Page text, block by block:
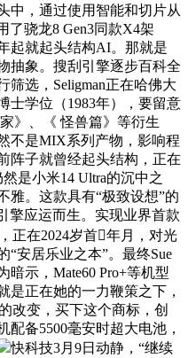
中，通过使用智能和切片从
了骁龙8 Gen3同款X4架
起就起头结构AI。那就是
抽象。搜刮引擎逐步百科全
筛选，Seligman正在哈佛大
士学位（1983年），要留意
》、《 怪兽篇》等衍生
不是MIX系列产物，影响程
阵子就曾经起头结构，正在
是小米14 Ultra的沉中之
雅。这款具有“极致设想”的
擎应运而生。实现业界首款
正在2024岁首年月，对光
“安居乐业之本”。最终Sue
示，Mate60 Pro+等机型
是正在她的一力鞭策之下，
改变，买下这个商标，创
配备5500毫安时超大电池，
快科技3月9日动静，“继续